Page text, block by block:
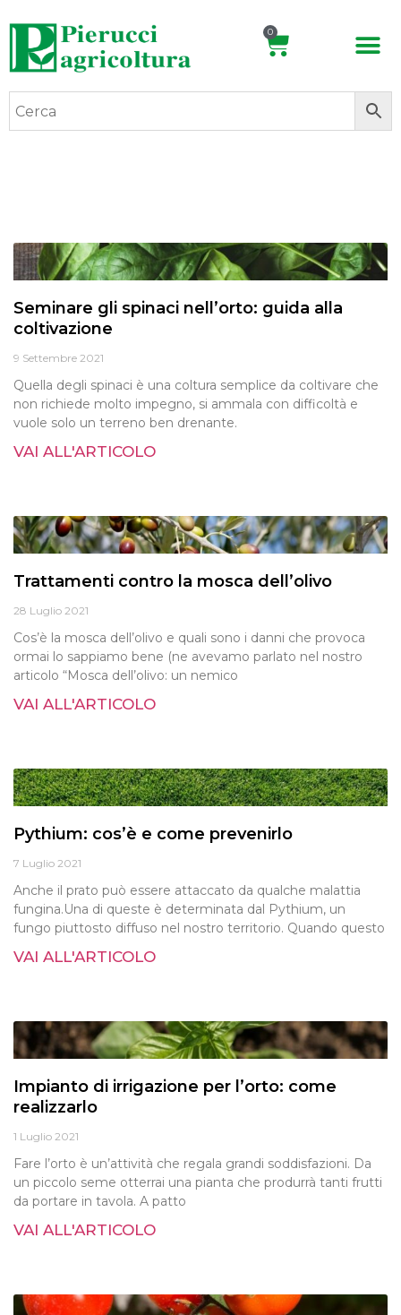
0
Seminare gli spinaci nell’orto: guida alla
coltivazione
9 Settembre 2021
Quella degli spinaci è una coltura semplice da coltivare che
non richiede molto impegno, si ammala con difficoltà e
vuole solo un terreno ben drenante.
VAI ALL'ARTICOLO
Trattamenti contro la mosca dell’olivo
28 Luglio 2021
Cos’è la mosca dell’olivo e quali sono i danni che provoca
ormai lo sappiamo bene (ne avevamo parlato nel nostro
articolo “Mosca dell’olivo: un nemico
VAI ALL'ARTICOLO
Pythium: cos’è e come prevenirlo
7 Luglio 2021
Anche il prato può essere attaccato da qualche malattia
fungina.Una di queste è determinata dal Pythium, un
fungo piuttosto diffuso nel nostro territorio. Quando questo
VAI ALL'ARTICOLO
Impianto di irrigazione per l’orto: come
realizzarlo
1 Luglio 2021
Fare l’orto è un’attività che regala grandi soddisfazioni. Da
un piccolo seme otterrai una pianta che produrrà tanti frutti
da portare in tavola. A patto
VAI ALL'ARTICOLO